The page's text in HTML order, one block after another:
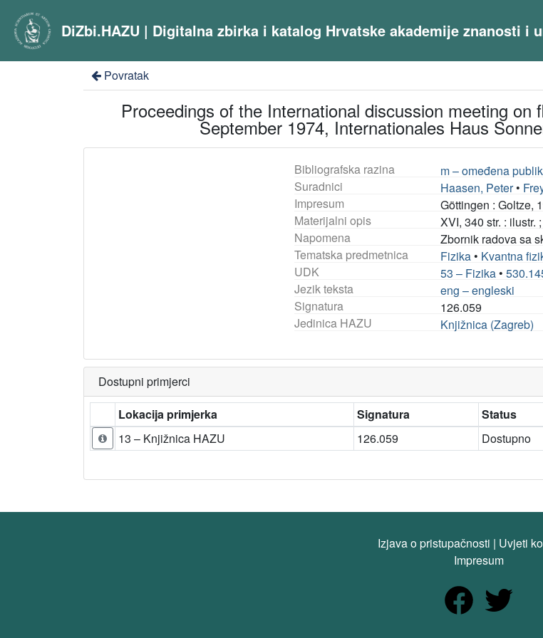
DiZbi.HAZU | Digitalna zbirka i katalog Hrvatske akademije znanosti i
Povratak
Proceedings of the International discussion meeting
September 1974, Internationales Haus
Bibliografska razina
m – omeđena
Suradnici
Haasen, Peter•
Impresum
Göttingen : Goltze,
Materijalni opis
XVI, 340 str. : ilustr.
Napomena
Zbornik radova sa
Tematska predmetnica
Fizika • Kvantna
UDK
53 – Fizika •
Jezik teksta
eng – engleski
Signatura
126.059
Jedinica HAZU
Knjižnica (Zagreb)
Dostupni primjerci
Lokacija primjerka
Signatura Status
13 – Knjižnica HAZU
126.059
Dostupno
Izjava o pristupačnosti | Uvjeti
Impresum